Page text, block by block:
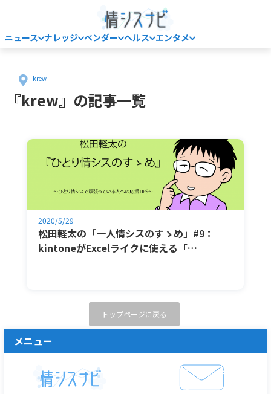
ニュース ナレッジ ベンダー ヘルス エンタメ
Home
krew
『krew』の記事一覧
2020/5/29
松田軽太の「一人情シスのすゝめ」#9：
kintoneがExcelライクに使える「…
トップページに戻る
メニュー